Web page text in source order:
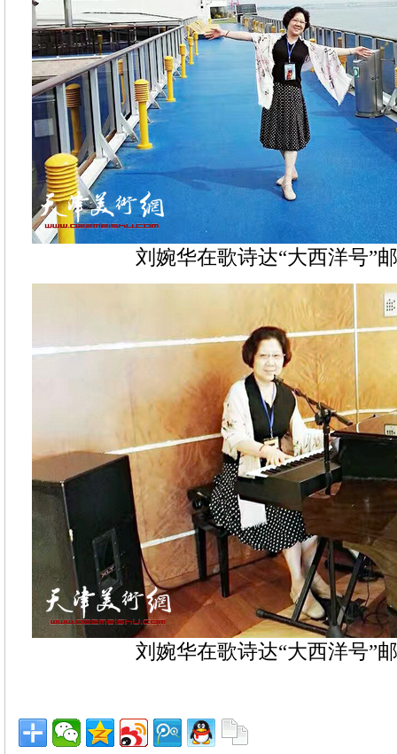
刘婉华在歌诗达“大西洋号”
刘婉华在歌诗达“大西洋号”